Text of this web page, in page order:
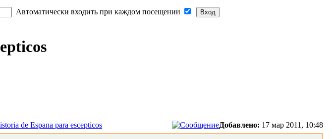
Автоматически входить при каждом посещении
de Espana para escepticos Добавлено: 17 мар 2011, 10:48